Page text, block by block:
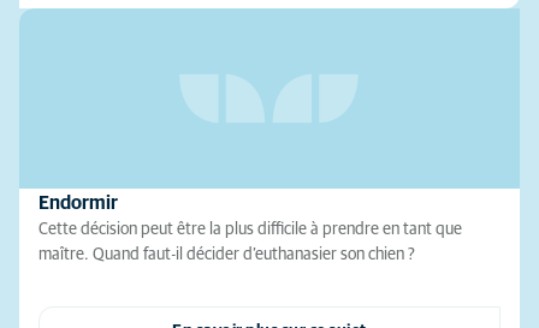
Endormir
Cette décision peut être la plus difficile à prendre en tant que
maître. Quand faut-il décider d’euthanasier son chien ?